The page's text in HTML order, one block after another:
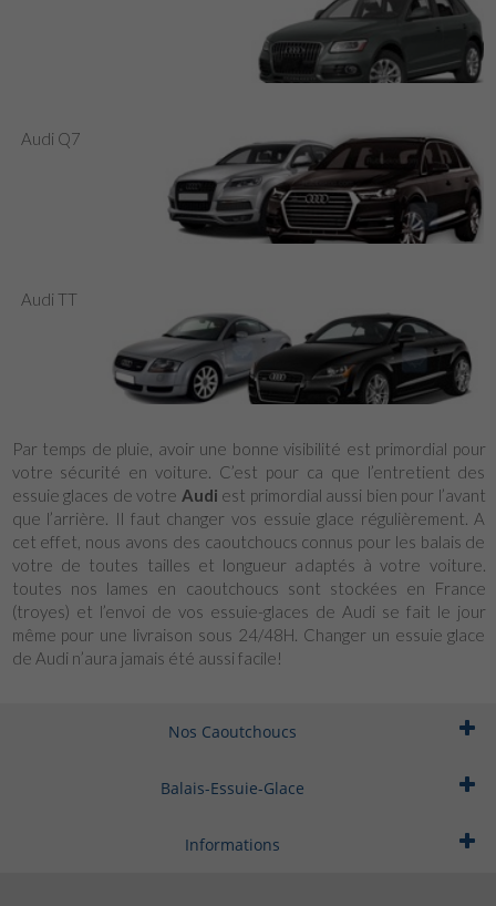
Audi Q7
Audi TT
Par temps de pluie, avoir une bonne visibilité est primordial pour
votre sécurité en voiture. C’est pour ca que l’entretient des
essuie glaces de votre Audi est primordial aussi bien pour l’avant
que l’arrière. Il faut changer vos essuie glace régulièrement. A
cet effet, nous avons des caoutchoucs connus pour les balais de
votre de toutes tailles et longueur adaptés à votre voiture.
toutes nos lames en caoutchoucs sont stockées en France
(troyes) et l’envoi de vos essuie-glaces de Audi se fait le jour
même pour une livraison sous 24/48H. Changer un essuie glace
de Audi n’aura jamais été aussi facile!
Nos Caoutchoucs
Balais-Essuie-Glace
Informations